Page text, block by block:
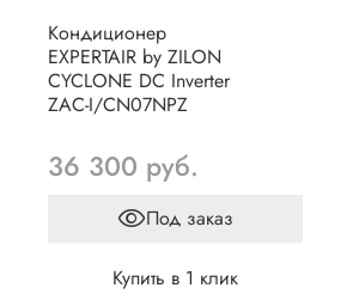
Кондиционер
EXPERTAIR by ZILON
CYCLONE DC Inverter
ZAC-I/CN07NPZ
36 300 руб.
Под заказ
Купить в 1 клик